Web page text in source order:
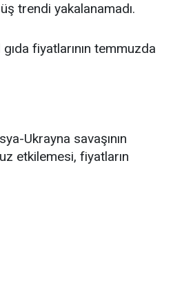
trendi yakalanamadı.
fiyatlarının temmuzda
Ukrayna savaşının
etkilemesi, fiyatların